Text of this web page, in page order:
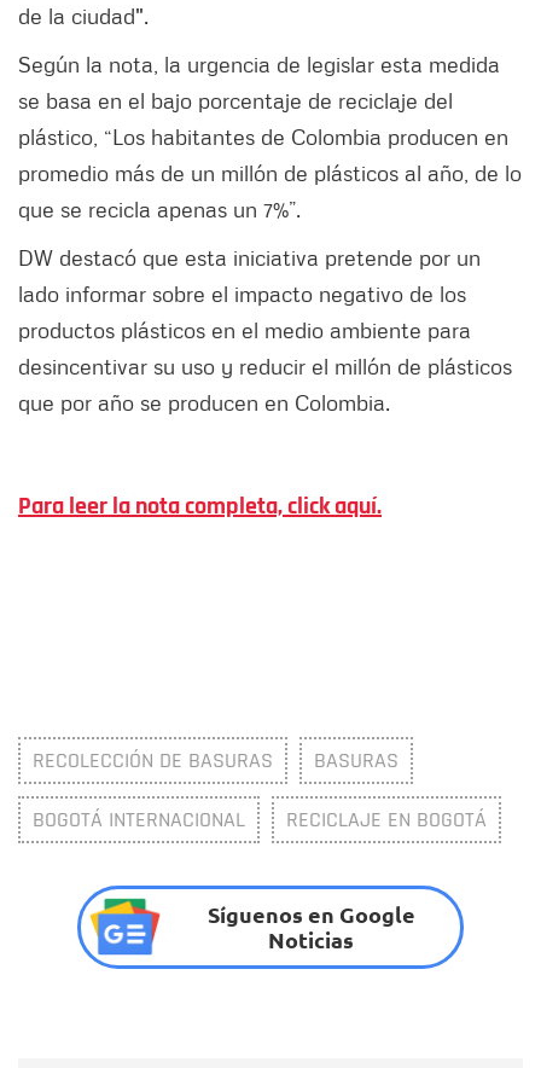
de la ciudad".
Según la nota, la urgencia de legislar esta medida
se basa en el bajo porcentaje de reciclaje del
plástico, “Los habitantes de Colombia producen en
promedio más de un millón de plásticos al año, de lo
que se recicla apenas un 7%”.
DW destacó que esta iniciativa pretende por un
lado informar sobre el impacto negativo de los
productos plásticos en el medio ambiente para
desincentivar su uso y reducir el millón de plásticos
que por año se producen en Colombia.
Para leer la nota completa, click aquí.
RECOLECCIÓN DE BASURAS BASURAS
BOGOTÁ INTERNACIONAL RECICLAJE EN BOGOTÁ
Síguenos en Google
Noticias